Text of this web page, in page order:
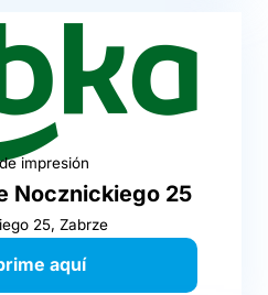
impresión
Nocznickiego 25
25, Zabrze
aquí